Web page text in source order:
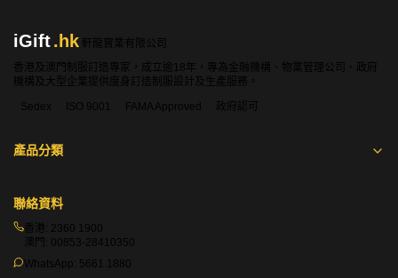
iGift.hk
軒龍實業有限公司
香港及澳門制服訂造專家，成立逾18年，專為金融機構、物業管理公司、政府
機構及大型企業提供度身訂造制服設計及生產服務。
Sedex
ISO 9001 FAMA Approved 政府認可
產品分類
聯絡資料
香港: 2360 1900
澳門: 00853-28410350
WhatsApp: 5661 1880